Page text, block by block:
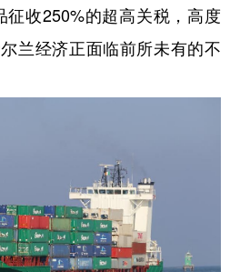
银龄 溯源中国
能源 会展
征收250%的超高关税，高度
兰经济正面临前所未有的不